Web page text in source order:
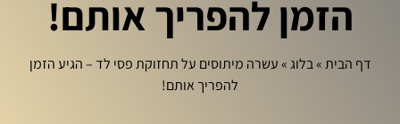
הזמן להפריך אותם!
דף הבית»בלוג»עשרה מיתוסים על תחזוקת פסי לד – הגיע הזמן
להפריך אותם!